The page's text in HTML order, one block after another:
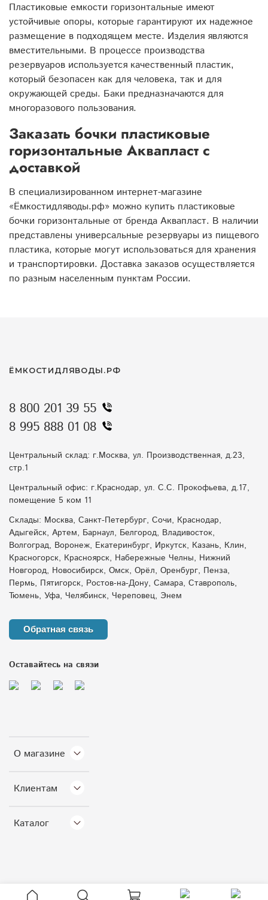
Пластиковые емкости горизонтальные имеют
устойчивые опоры, которые гарантируют их надежное
размещение в подходящем месте. Изделия являются
вместительными. В процессе производства
резервуаров используется качественный пластик,
который безопасен как для человека, так и для
окружающей среды. Баки предназначаются для
многоразового пользования.
Заказать бочки пластиковые
горизонтальные Аквапласт с
доставкой
В специализированном интернет-магазине
«Ёмкостидляводы.рф» можно купить пластиковые
бочки горизонтальные от бренда Аквапласт. В наличии
представлены универсальные резервуары из пищевого
пластика, которые могут использоваться для хранения
и транспортировки. Доставка заказов осуществляется
по разным населенным пунктам России.
О магазине
Клиентам
Каталог
ЁМКОСТИДЛЯВОДЫ.РФ
8 800 201 39 55
8 995 888 01 08
Центральный склад: г.Москва, ул. Производственная, д.23,
стр.1
Центральный офис: г.Краснодар, ул. С.С. Прокофьева, д.17,
помещение 5 ком 11
Склады: Москва, Санкт-Петербург, Сочи, Краснодар,
Адыгейск, Артем, Барнаул, Белгород, Владивосток,
Волгоград, Воронеж, Екатеринбург, Иркутск, Казань, Клин,
Красногорск, Красноярск, Набережные Челны, Нижний
Новгород, Новосибирск, Омск, Орёл, Оренбург, Пенза,
Пермь, Пятигорск, Ростов-на-Дону, Самара, Ставрополь,
Тюмень, Уфа, Челябинск, Череповец, Энем
Обратная связь
Оставайтесь на связи